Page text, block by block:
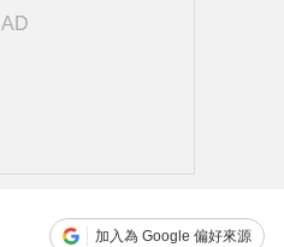
加入為 Google 偏好來源